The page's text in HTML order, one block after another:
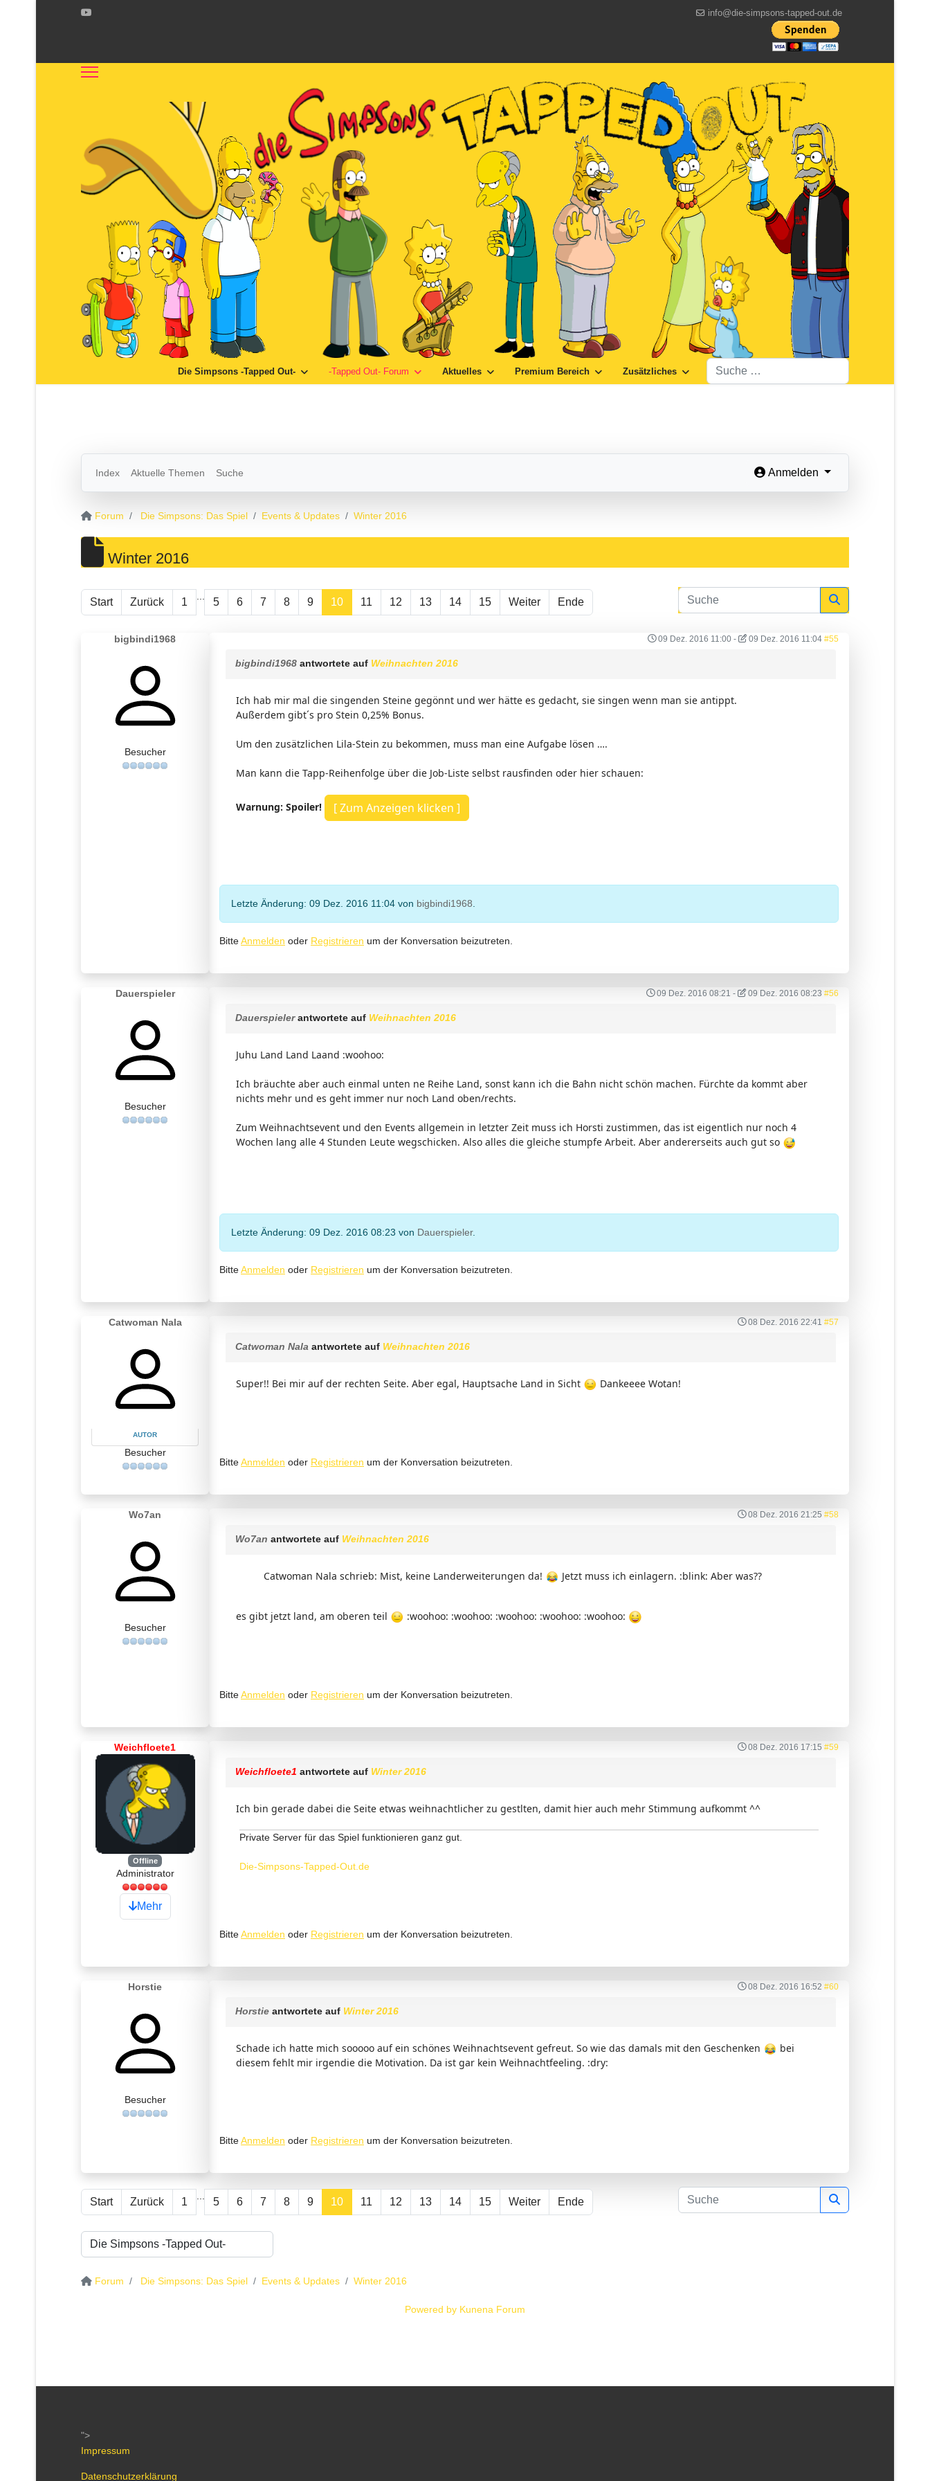
info@die-simpsons-tapped-out.de
Die Simpsons -Tapped Out- -Tapped Out- Forum Aktuelles Premium Bereich Zusätzliches
Suchen
Index Aktuelle Themen Suche Anmelden
Forum Die Simpsons: Das Spiel Events & Updates Winter 2016
Winter 2016
Start Zurück 1 5 6 7 8 9 10 11 12 13 14 15 Weiter Ende
bigbindi1968
Besucher
09 Dez. 2016 11:00 - 09 Dez. 2016 11:04 #55
bigbindi1968 antwortete auf Weihnachten 2016
Ich hab mir mal die singenden Steine gegönnt und wer hätte es gedacht, sie singen wenn man sie antippt.
Außerdem gibt´s pro Stein 0,25% Bonus.
Um den zusätzlichen Lila-Stein zu bekommen, muss man eine Aufgabe lösen ….
Man kann die Tapp-Reihenfolge über die Job-Liste selbst rausfinden oder hier schauen:
Warnung: Spoiler!
Letzte Änderung: 09 Dez. 2016 11:04 von bigbindi1968
BitteAnmelden oder Registrieren um der Konversation beizutreten.
Dauerspieler
Besucher
09 Dez. 2016 08:21 - 09 Dez. 2016 08:23 #56
Dauerspielerantwortete auf Weihnachten 2016
Juhu Land Land Laand :woohoo:
Ich bräuchte aber auch einmal unten ne Reihe Land, sonst kann ich die Bahn nicht schön machen. Fürchte da kommt aber
nichts mehr und es geht immer nur noch Land oben/rechts.
Zum Weihnachtsevent und den Events allgemein in letzter Zeit muss ich Horsti zustimmen, das ist eigentlich nur noch 4
Wochen lang alle 4 Stunden Leute wegschicken. Also alles die gleiche stumpfe Arbeit. Aber andererseits auch gut so
Letzte Änderung: 09 Dez. 2016 08:23 von Dauerspieler.
BitteAnmelden oder Registrieren um der Konversation beizutreten.
Catwoman Nala
AUTOR
Besucher
08 Dez. 2016 22:41 #57
Catwoman Nala antwortete auf Weihnachten 2016
Super!! Bei mir auf der rechten Seite. Aber egal, Hauptsache Land in Sicht Dankeeee Wotan!
BitteAnmelden oder Registrieren um der Konversation beizutreten.
Wo7an
Besucher
08 Dez. 2016 21:25 #58
Wo7an antwortete auf Weihnachten 2016
Catwoman Nala schrieb: Mist, keine Landerweiterungen da! Jetzt muss ich einlagern. :blink: Aber was??
es gibt jetzt land, am oberen teil :woohoo: :woohoo: :woohoo: :woohoo: :woohoo:
BitteAnmelden oder Registrieren um der Konversation beizutreten.
Weichfloete1
Offline
Administrator
Mehr
08 Dez. 2016 17:15 #59
Weichfloete1 antwortete auf Winter 2016
Ich bin gerade dabei die Seite etwas weihnachtlicher zu gestlten, damit hier auch mehr Stimmung aufkommt ^^
Private Server für das Spiel funktionieren ganz gut.
Die-Simpsons-Tapped-Out.de
BitteAnmelden oder Registrieren um der Konversation beizutreten.
Horstie
Besucher
08 Dez. 2016 16:52 #60
Horstie antwortete auf Winter 2016
Schade ich hatte mich sooooo auf ein schönes Weihnachtsevent gefreut. So wie das damals mit den Geschenken
bei
diesem fehlt mir irgendie die Motivation. Da ist gar kein Weihnachtfeeling. :dry:
BitteAnmelden oder Registrieren um der Konversation beizutreten.
Start Zurück 1 ... 5 6 7 8 9 10 11 12 13 14 15 Weiter Ende
Forum Die Simpsons: Das Spiel Events & Updates Winter 2016
Powered by Kunena Forum
">
Impressum
Datenschutzerklärung